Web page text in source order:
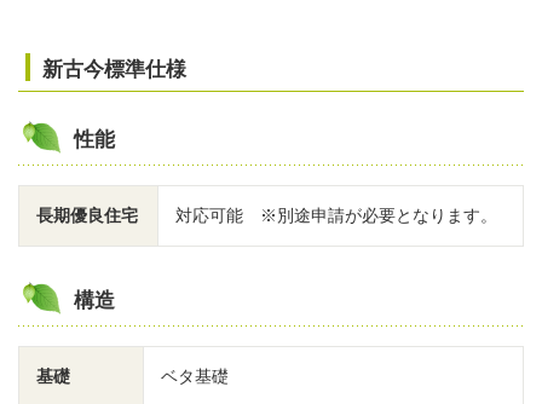
新古今標準仕様
性能
長期優良住宅 対応可能 ※別途申請が必要となります。
構造
基礎 ベタ基礎